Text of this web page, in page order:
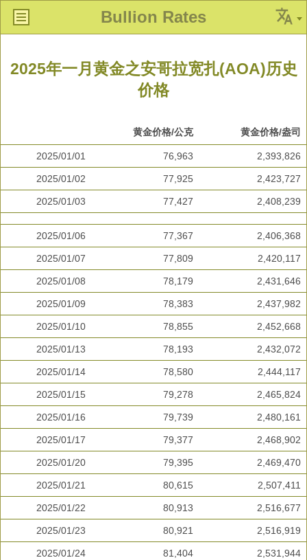
Bullion Rates
2025年一月黄金之安哥拉宽扎(AOA)历史
价格
黄金价格/公克 黄金价格/盎司
2025/01/01 76,963 2,393,826
2025/01/02 77,925 2,423,727
2025/01/03 77,427 2,408,239
2025/01/06 77,367 2,406,368
2025/01/07 77,809 2,420,117
2025/01/08 78,179 2,431,646
2025/01/09 78,383 2,437,982
2025/01/10 78,855 2,452,668
2025/01/13 78,193 2,432,072
2025/01/14 78,580 2,444,117
2025/01/15 79,278 2,465,824
2025/01/16 79,739 2,480,161
2025/01/17 79,377 2,468,902
2025/01/20 79,395 2,469,470
2025/01/21 80,615 2,507,411
2025/01/22 80,913 2,516,677
2025/01/23 80,921 2,516,919
2025/01/24 81,404 2,531,944